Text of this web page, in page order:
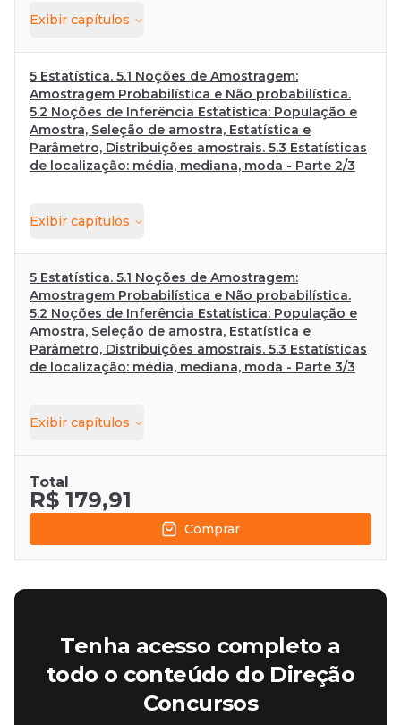
Exibir capítulos
5 Estatística. 5.1 Noções de Amostragem:
Amostragem Probabilística e Não probabilística.
5.2 Noções de Inferência Estatística: População e
Amostra, Seleção de amostra, Estatística e
Parâmetro, Distribuições amostrais. 5.3 Estatísticas
de localização: média, mediana, moda - Parte 2/3
Exibir capítulos
5 Estatística. 5.1 Noções de Amostragem:
Amostragem Probabilística e Não probabilística.
5.2 Noções de Inferência Estatística: População e
Amostra, Seleção de amostra, Estatística e
Parâmetro, Distribuições amostrais. 5.3 Estatísticas
de localização: média, mediana, moda - Parte 3/3
Exibir capítulos
Total
R$ 179,91
Comprar
Tenha acesso completo a
todo o conteúdo do Direção
Concursos